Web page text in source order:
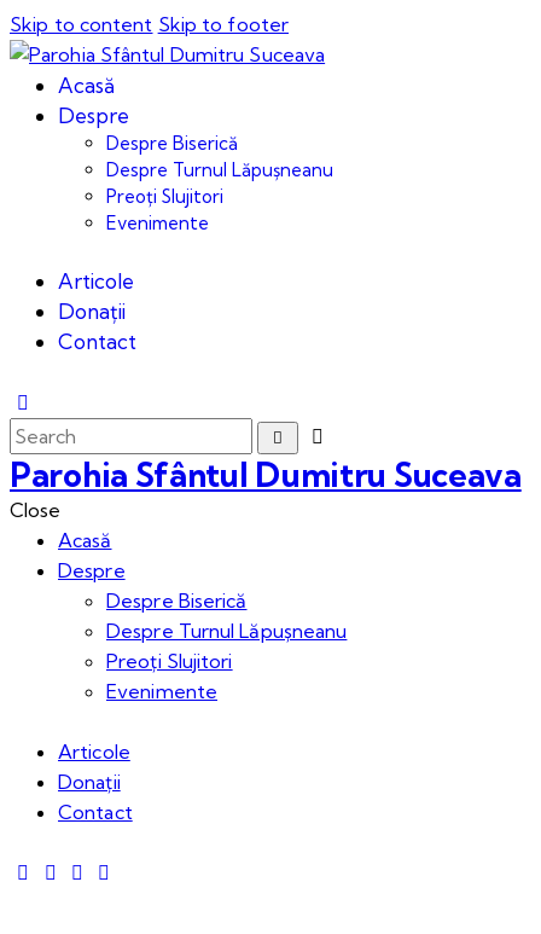
Skip to content Skip to footer
Acasă
Despre
Despre Biserică
Despre Turnul Lăpușneanu
Preoți Slujitori
Evenimente
Articole
Donații
Contact
Parohia Sfântul Dumitru Suceava
Close
Acasă
Despre
Despre Biserică
Despre Turnul Lăpușneanu
Preoți Slujitori
Evenimente
Articole
Donații
Contact